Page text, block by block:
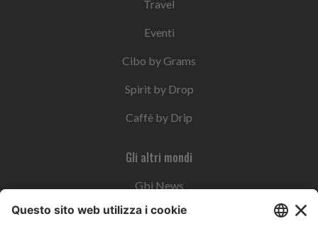
Travel
Eventi
Cibo by Grams
Spirit by Drop
Caffè by Drip
Gli altri mondi
Gbi News
Instoremag